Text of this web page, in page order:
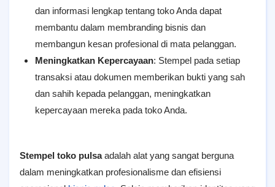
dan informasi lengkap tentang toko Anda dapat
membantu dalam membranding bisnis dan
membangun kesan profesional di mata pelanggan.
Meningkatkan Kepercayaan: Stempel pada setiap
transaksi atau dokumen memberikan bukti yang sah
dan sahih kepada pelanggan, meningkatkan
kepercayaan mereka pada toko Anda.
Stempel toko pulsaadalah alat yang sangat berguna
dalam meningkatkan profesionalisme dan efisiensi